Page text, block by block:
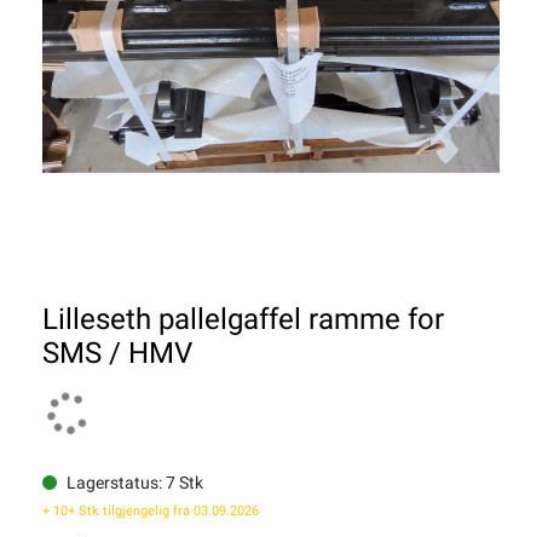
Lilleseth pallelgaffel ramme for
SMS / HMV
Lagerstatus: 7 Stk
+ 10+ Stk tilgjengelig fra 03.09.2026